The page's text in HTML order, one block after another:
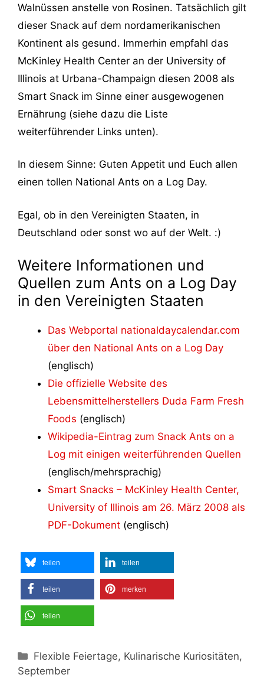
Walnüssen anstelle von Rosinen. Tatsächlich gilt
dieser Snack auf dem nordamerikanischen
Kontinent als gesund. Immerhin empfahl das
McKinley Health Center an der University of
Illinois at Urbana-Champaign diesen 2008 als
Smart Snack im Sinne einer ausgewogenen
Ernährung (siehe dazu die Liste
weiterführender Links unten).
In diesem Sinne: Guten Appetit und Euch allen
einen tollen National Ants on a Log Day.
Egal, ob in den Vereinigten Staaten, in
Deutschland oder sonst wo auf der Welt. :)
Weitere Informationen und
Quellen zum Ants on a Log Day
in den Vereinigten Staaten
Das Webportal nationaldaycalendar.com
über den National Ants on a Log Day
(englisch)
Die offizielle Website des
Lebensmittelherstellers Duda Farm Fresh
Foods (englisch)
Wikipedia-Eintrag zum Snack Ants on a
Log mit einigen weiterführenden Quellen
(englisch/mehrsprachig)
Smart Snacks – McKinley Health Center,
University of Illinois am 26. März 2008 als
PDF-Dokument (englisch)
teilen teilen
teilen merken
teilen
Kategorien
Flexible Feiertage, Kulinarische Kuriositäten,
September